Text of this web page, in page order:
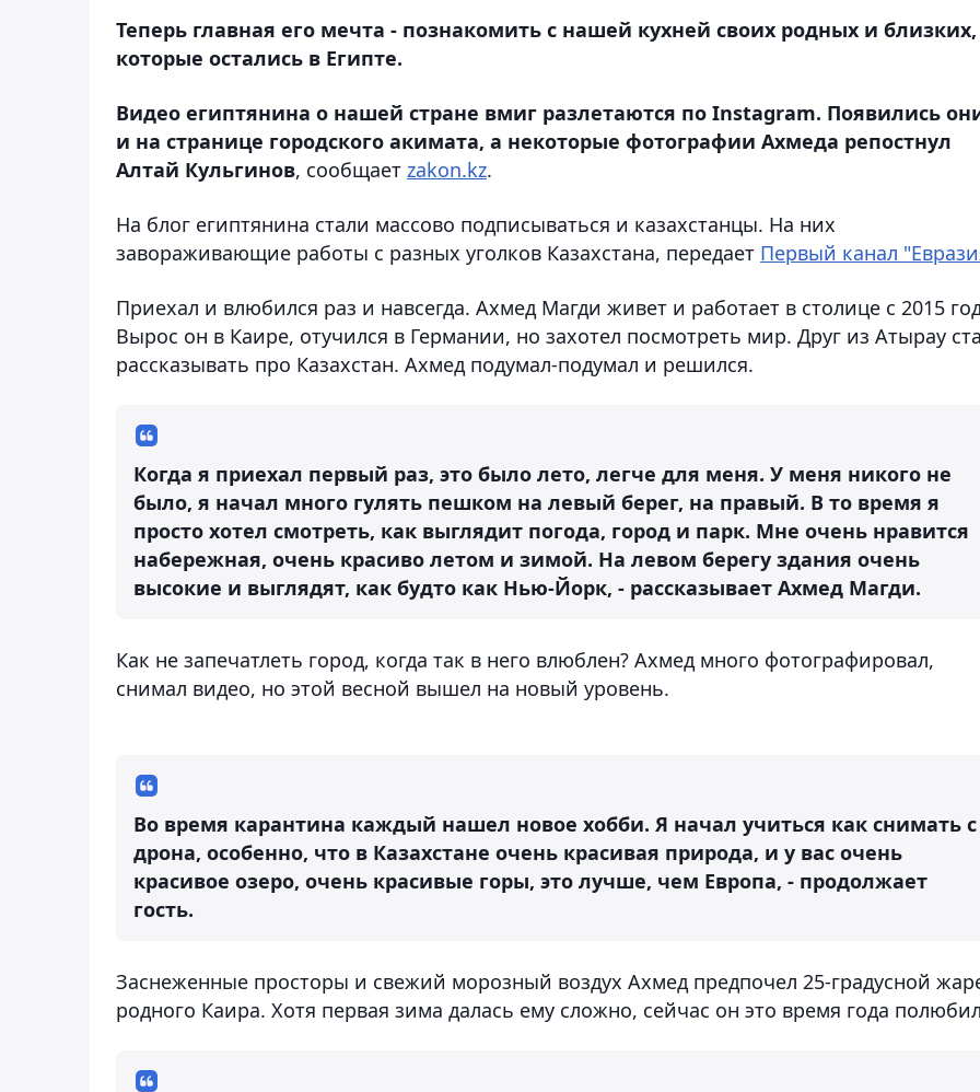
Теперь главная его мечта - познакомить с нашей кухней своих родных и близких,
которые остались в Египте.
Видео египтянина о нашей стране вмиг разлетаются по Instagram. Появились
и на странице городского акимата, а некоторые фотографии Ахмеда репостнул
Алтай Кульгинов, сообщает zakon.kz.
На блог египтянина стали массово подписываться и казахстанцы. На них
завораживающие работы с разных уголков Казахстана, передает Первый канал
Приехал и влюбился раз и навсегда. Ахмед Магди живет и работает в столице с 2015
Вырос он в Каире, отучился в Германии, но захотел посмотреть мир. Друг из Атырау
рассказывать про Казахстан. Ахмед подумал-подумал и решился.
Когда я приехал первый раз, это было лето, легче для меня. У меня никого не
было, я начал много гулять пешком на левый берег, на правый. В то время я
просто хотел смотреть, как выглядит погода, город и парк. Мне очень нравится
набережная, очень красиво летом и зимой. На левом берегу здания очень
высокие и выглядят, как будто как Нью-Йорк, - рассказывает Ахмед Магди.
Как не запечатлеть город, когда так в него влюблен? Ахмед много фотографировал,
снимал видео, но этой весной вышел на новый уровень.
Во время карантина каждый нашел новое хобби. Я начал учиться как снимать с
дрона, особенно, что в Казахстане очень красивая природа, и у вас очень
красивое озеро, очень красивые горы, это лучше, чем Европа, - продолжает
гость.
Заснеженные просторы и свежий морозный воздух Ахмед предпочел 25-градусной
родного Каира. Хотя первая зима далась ему сложно, сейчас он это время года